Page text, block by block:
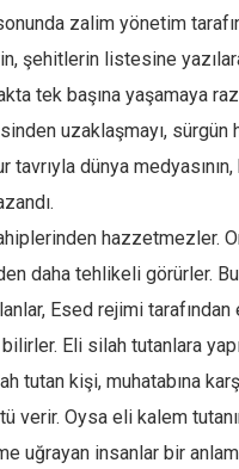
zalim yönetim
şehitlerin listesine
tek başına yaşamaya
uzaklaşmayı, sürgün
dünya
hazzetmezler.
daha tehlikeli görürler.
Esed rejimi tarafından
Eli silah tutanlara
tutan kişi, muhatabına
verir. Oysa eli kalem
uğrayan insanlar bir